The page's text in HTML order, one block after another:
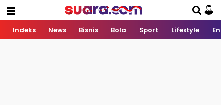
Indeks News Bisnis Bola Sport Lifestyle